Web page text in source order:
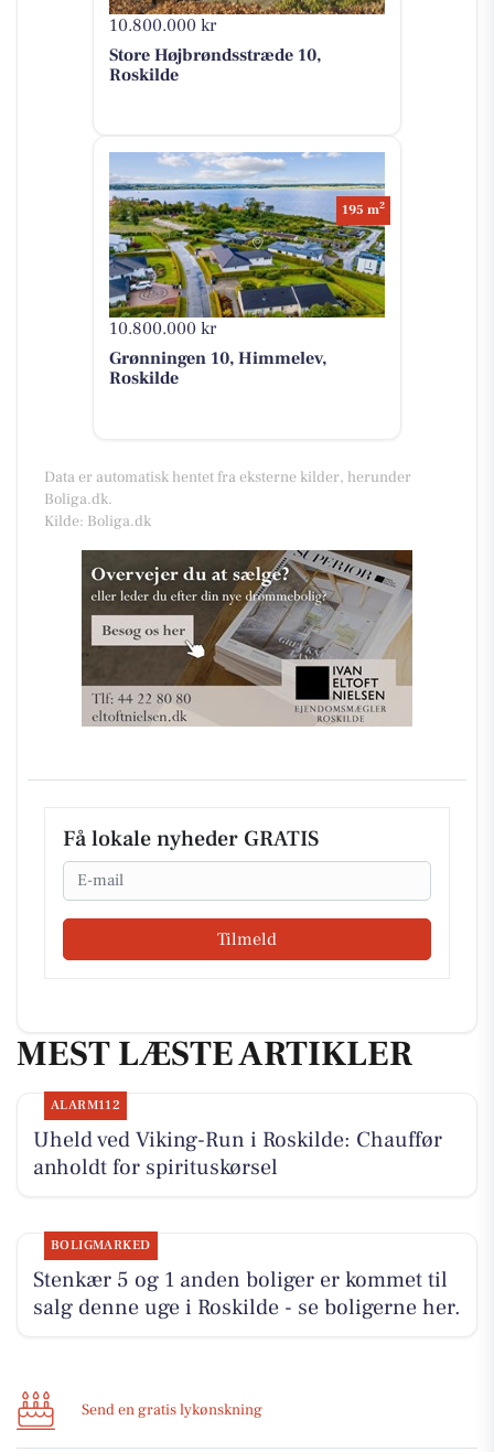
10.800.000 kr
Store Højbrøndsstræde 10,
Roskilde
10.800.000 kr
195 m2
Grønningen 10, Himmelev,
Roskilde
Data er automatisk hentet fra eksterne kilder, herunder
Boliga.dk.
Kilde: Boliga.dk
Få lokale nyheder GRATIS
Email
Tilmeld
MEST LÆSTE ARTIKLER
ALARM112
Uheld ved Viking-Run i Roskilde: Chauffør
anholdt for spirituskørsel
BOLIGMARKED
Stenkær 5 og 1 anden boliger er kommet til
salg denne uge i Roskilde - se boligerne her.
Send en gratis lykønskning